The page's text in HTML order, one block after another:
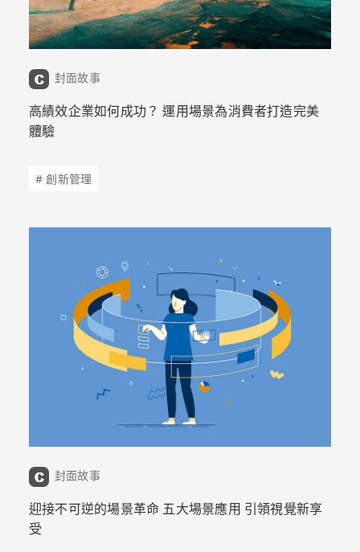
封面故事
高績效企業如何成功？ 運用場景為消費者打造完美
體驗
# 創新管理
封面故事
迎接不可逆的場景革命 五大場景應用 引領視覺新享
受